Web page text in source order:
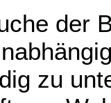
der
zu